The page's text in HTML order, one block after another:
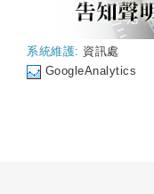
系統維護: 資訊處
GoogleAnalytics